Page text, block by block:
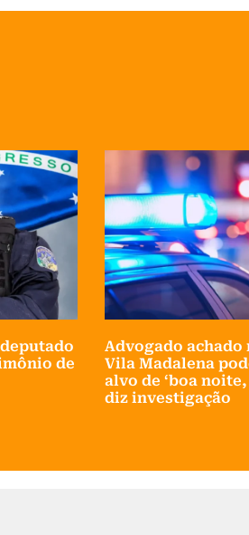
de
Advogado achado
Vila Madalena
alvo de ‘boa
diz investigação